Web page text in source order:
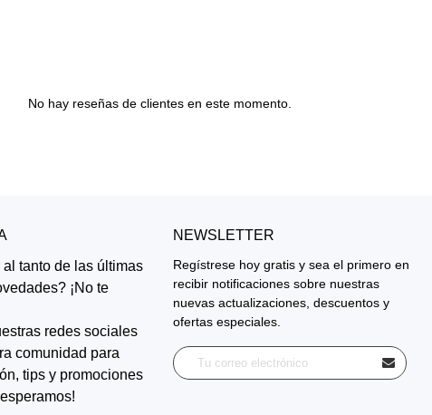
No hay reseñas de clientes en este momento.
tanto de las últimas
¡No te
redes sociales
comunidad para
tips y promociones
NEWSLETTER
Regístrese hoy gratis y sea el primero en
recibir notificaciones sobre nuestras
nuevas actualizaciones, descuentos y
ofertas especiales.